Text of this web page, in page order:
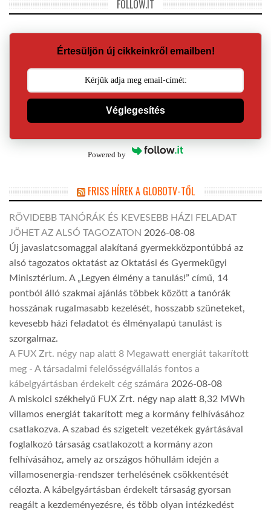
FOLLOW.IT
Értesüljön új cikkeinkről emailben!
Véglegesítés
Powered by
FRISS HÍREK A GLOBOTV-TŐL
RÖVIDEBB TANÓRÁK ÉS KEVESEBB HÁZI FELADAT
JÖHET AZ ALSÓ TAGOZATON 2026-08-08
Új javaslatcsomaggal alakítaná gyermekközpontúbbá az
alsó tagozatos oktatást az Oktatási és Gyermekügyi
Minisztérium. A „Legyen élmény a tanulás!” című, 14
pontból álló szakmai ajánlás többek között a tanórák
hosszának rugalmasabb kezelését, hosszabb szüneteket,
kevesebb házi feladatot és élményalapú tanulást is
szorgalmaz.
A FUX Zrt. négy nap alatt 8 Megawatt energiát takarított
meg - A társadalmi felelősségvállalás fontos a
kábelgyártásban érdekelt cég számára 2026-08-08
A miskolci székhelyű FUX Zrt. négy nap alatt 8,32 MWh
villamos energiát takarított meg a kormány felhívásához
csatlakozva. A szabad és szigetelt vezetékek gyártásával
foglalkozó társaság csatlakozott a kormány azon
felhívásához, amely az országos hőhullám idején a
villamosenergia-rendszer terhelésének csökkentését
célozta. A kábelgyártásban érdekelt társaság gyorsan
reagált a kezdeményezésre, és több olyan intézkedést